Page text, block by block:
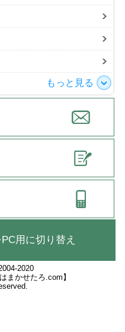
もっと見る
用に切り替え
2020
まかせたろ.com】